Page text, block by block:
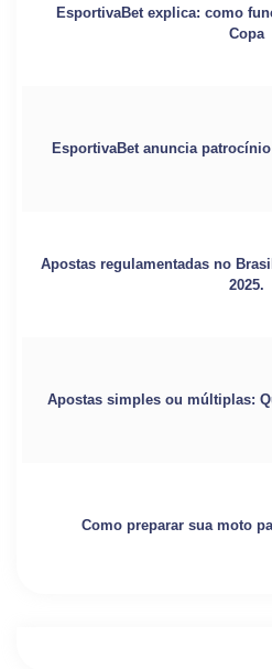
EsportivaBet explica: como
Copa
EsportivaBet anuncia
Apostas regulamentadas no
2025.
Apostas simples ou múltiplas:
Como preparar sua moto